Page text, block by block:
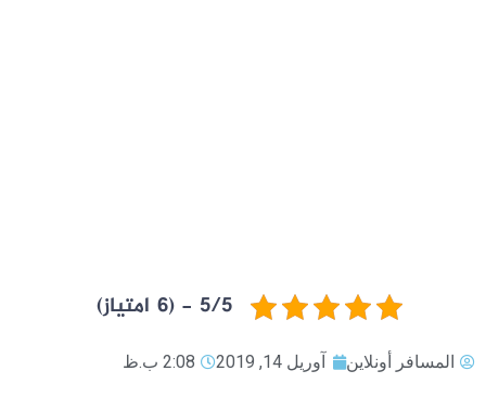
5/5 - (6 امتیاز)
المسافر أونلاين آوریل 14, 2019 2:08 ب.ظ